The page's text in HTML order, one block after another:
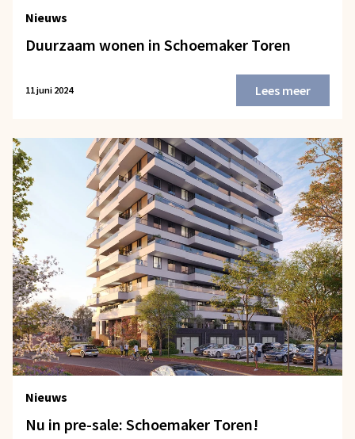
Nieuws
Duurzaam wonen in Schoemaker Toren
11 juni 2024 Lees meer
Nieuws
Nu in pre-sale: Schoemaker Toren!